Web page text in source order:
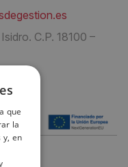
C.P. 18100 –
que
la
y, en